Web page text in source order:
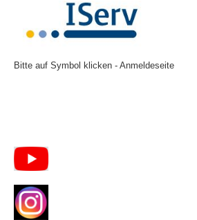
Bitte auf Symbol klicken - Anmeldeseite